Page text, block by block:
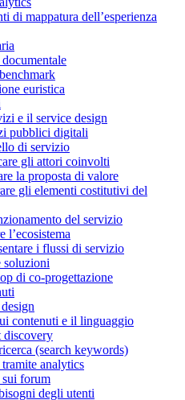
di mappatura dell’esperienza
euristica
e il service design
pubblici digitali
di servizio
gli attori coinvolti
la proposta di valore
gli elementi costitutivi del
del servizio
l’ecosistema
i flussi di servizio
soluzioni
di co-progettazione
contenuti e il linguaggio
discovery
(search keywords)
analytics
forum
degli utenti